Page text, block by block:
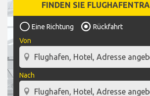
FINDEN SIE
Eine Richtung
Rückfahrt
Von
Nach